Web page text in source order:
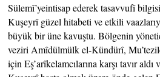
Sülemî’yeintisap ederek tasavvufî
Kuşeyrî güzel hitabeti ve etkili
büyük bir üne kavuştu. Bölgenin
veziri Amîdülmülk el-Kündürî,
için Eş’arîkelamcılarına karşı tavır